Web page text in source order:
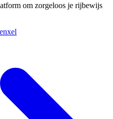
om zorgeloos je rijbewijs